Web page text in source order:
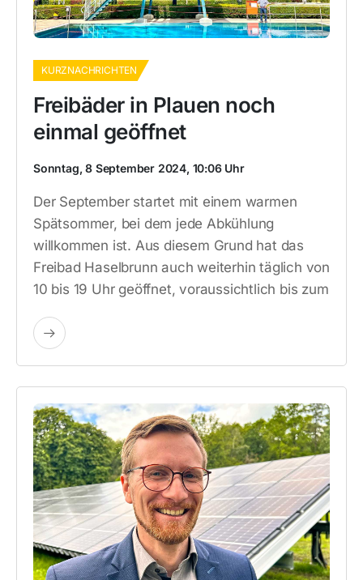
KURZNACHRICHTEN
Freibäder in Plauen noch
einmal geöffnet
Sonntag, 8 September 2024, 10:06 Uhr
Der September startet mit einem warmen
Spätsommer, bei dem jede Abkühlung
willkommen ist. Aus diesem Grund hat das
Freibad Haselbrunn auch weiterhin täglich von
10 bis 19 Uhr geöffnet, voraussichtlich bis zum